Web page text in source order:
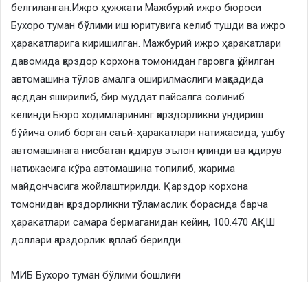
белгиланган.Ижро ҳужжати Мажбурий ижро бюроси
Бухоро туман бўлими иш юритувига келиб тушди ва ижро
ҳаракатларига киришилган. Мажбурий ижро ҳаракатлари
давомида қарздор корхона томонидан гаровга қўйилган
автомашина тўлов амалга оширилмаслиги мақсадида
қасддан яширилиб, бир муддат пайсалга солиниб
келинди.Бюро ходимларининг қарздорликни ундириш
бўйича олиб борган саъй-ҳаракатлари натижасида, ушбу
автомашинага нисбатан қидирув эълон қилинди ва қидирув
натижасига кўра автомашина топилиб, жарима
майдончасига жойлаштирилди. Қарздор корхона
томонидан қарздорликни тўламаслик борасида барча
ҳаракатлари самара бермаганидан кейин, 100.470 АҚШ
доллари қарздорлик қоплаб берилди.
МИБ Бухоро туман бўлими бошлиғи